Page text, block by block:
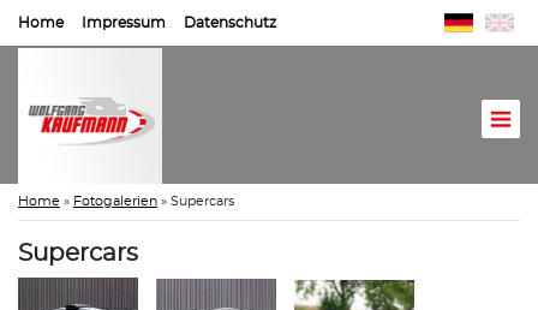
Home Impressum Datenschutz
Home » Fotogalerien » Supercars
Supercars